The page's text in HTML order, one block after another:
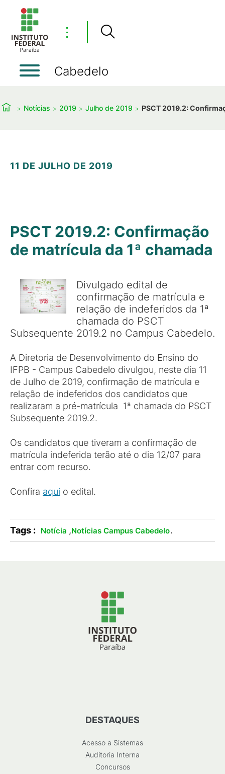
⋮
Cabedelo
Notícias 2019 Julho de 2019 PSCT 2019.2:
11 DE JULHO DE 2019
PSCT 2019.2: Confirmação
de matrícula da 1ª chamada
Divulgado edital de
confirmação de matrícula e
relação de indeferidos da 1ª
chamada do PSCT
Subsequente 2019.2 no Campus Cabedelo.
A Diretoria de Desenvolvimento do Ensino do
IFPB - Campus Cabedelo divulgou, neste dia 11
de Julho de 2019, confirmação de matrícula e
relação de indeferidos dos candidatos que
realizaram a pré-matrícula 1ª chamada do PSCT
Subsequente 2019.2.
Os candidatos que tiveram a confirmação de
matrícula indeferida terão até o dia 12/07 para
entrar com recurso.
Confira aqui o edital.
Tags : Notícia ,Notícias Campus Cabedelo.
DESTAQUES
Acesso a Sistemas
Auditoria Interna
Concursos